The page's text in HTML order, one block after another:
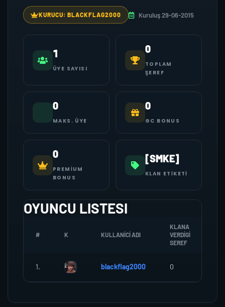
KURUCU: BLACKFLAG2000 Kuruluş 29-06-2015
1
ÜYE SAYISI
0
TOPLAM
ŞEREF
0
MAKS. ÜYE
0
GC BONUS
0
PREMIUM
BONUS
[SMKE]
KLAN ETIKETI
OYUNCU LISTESI
# K KULLANICI ADI
KLANA
VERDIGI
SEREF
1. blackflag2000 0